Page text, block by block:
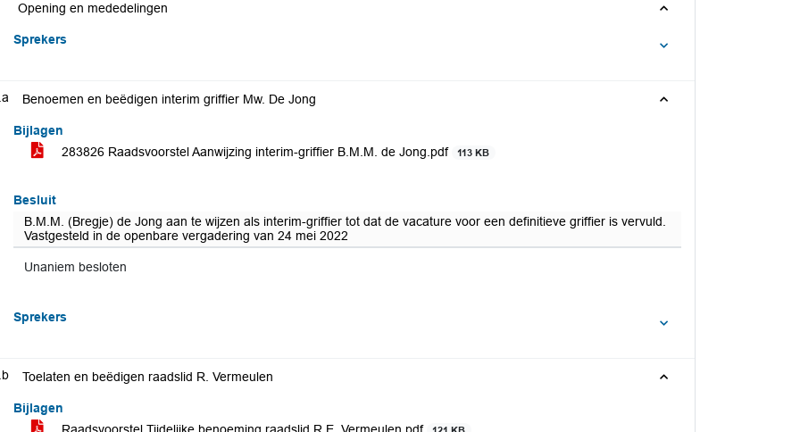
Opening en mededelingen
Sprekers
Benoemen en beëdigen interim griffier Mw. De Jong
Bijlagen
283826 Raadsvoorstel Aanwijzing interim-griffier B.M.M. de Jong.pdf
113 KB
Besluit
B.M.M. (Bregje) de Jong aan te wijzen als interim-griffier tot dat de vacature voor een definitieve griffier is vervuld.
Vastgesteld in de openbare vergadering van 24 mei 2022
Unaniem besloten
Sprekers
Toelaten en beëdigen raadslid R. Vermeulen
Bijlagen